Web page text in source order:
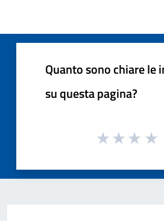
Quanto sono chiare le
su questa pagina?